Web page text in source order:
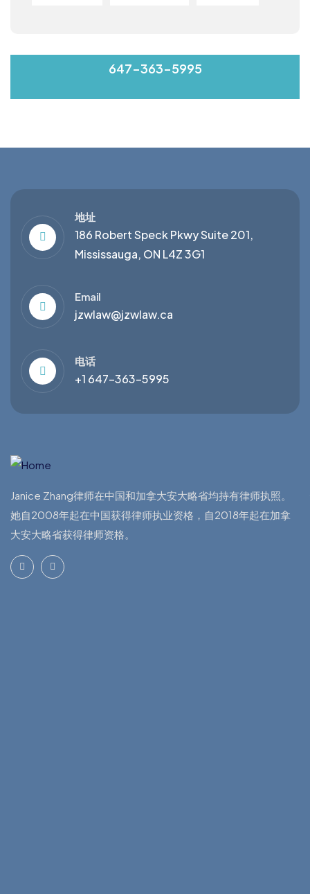
647-363-5995
地址
186 Robert Speck Pkwy Suite 201,
Mississauga, ON L4Z 3G1
Email
jzwlaw@jzwlaw.ca
电话
+1 647-363-5995
Janice Zhang律师在中国和加拿大安大略省均持有律师执照。
她自2008年起在中国获得律师执业资格，自2018年起在加拿
大安大略省获得律师资格。